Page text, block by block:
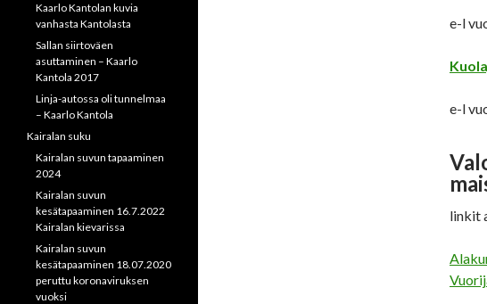
e-l
e-l
linkit
Kaarlo Kantolan kuvia
vanhasta Kantolasta
Sallan siirtoväen
asuttaminen – Kaarlo
Kantola 2017
Linja-autossa oli tunnelmaa
– Kaarlo Kantola
Kairalan suku
Kairalan suvun tapaaminen
2024
Kairalan suvun
kesätapaaminen 16.7.2022
Kairalan kievarissa
Kairalan suvun
kesätapaaminen 18.07.2020
peruttu koronaviruksen
vuoksi